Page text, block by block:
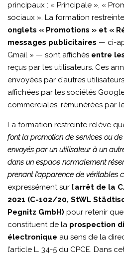
principaux : « Principale », «
sociaux ». La formation
onglets « Promotions » et «
messages publicitaires — ci-
Gmail » — sont affichés entre
reçus par les utilisateurs. Ces
envoyées par d’autres
affichées par les sociétés
commerciales, rémunérées par
La formation restreinte relève
font la promotion de services ou de
envoyés par un utilisateur à un
dans un espace normalement
prenant l’apparence de véritables
expressément sur l’arrêt de la
2021 (C-102/20, StWL
Pegnitz GmbH) pour retenir
constituent de la prospection
électronique au sens de la
l’article L. 34-5 du CPCE. Dans